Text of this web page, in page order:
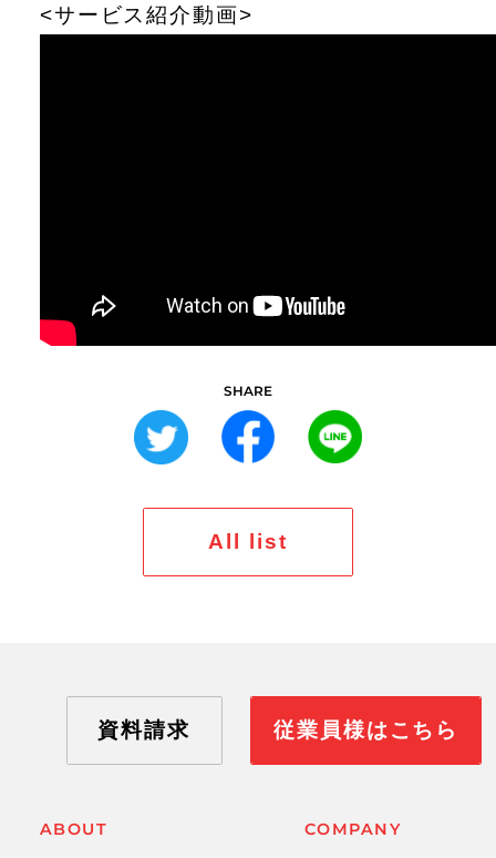
<サービス紹介動画>
SHARE
All list
ABOUT COMPANY
資料請求 従業員様はこちら